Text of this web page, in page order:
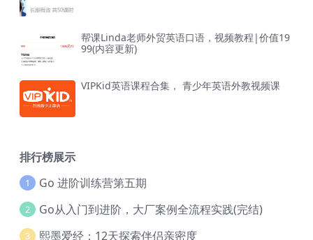
帮课Linda老师外贸英语口语，视频教程|价值19
99(内容更新)
VIPKid英语课程合集， 青少年英语外教视频课
排行榜展示
1 Go 进阶训练营第五期
2 Go从入门到进阶，大厂案例全流程实践(完结)
3 熙墨爱经：12天探索伴侣亲密度